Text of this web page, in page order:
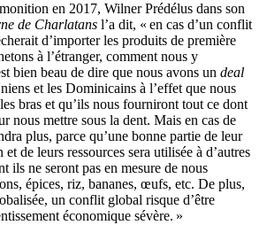
en 2017, Wilner Prédélus dans son
de Charlatans l’a dit, « en cas d’un conflit
d’importer les produits de première
à l’étranger, comment nous y
bien beau de dire que nous avons un deal
et les Dominicains à l’effet que nous
bras et qu’ils nous fourniront tout ce dont
nous mettre sous la dent. Mais en cas de
plus, parce qu’une bonne partie de leur
de leurs ressources sera utilisée à d’autres
ils ne seront pas en mesure de nous
épices, riz, bananes, œufs, etc. De plus,
un conflit global risque d’être
économique sévère. »